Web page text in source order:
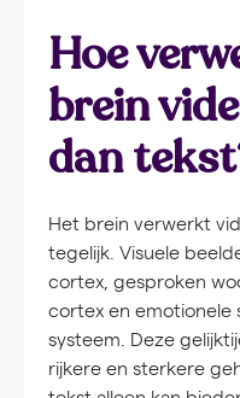
Hoe
brein
dan
Het brein verwerkt
tegelijk. Visuele
cortex, gesproken
cortex en emotionele
systeem. Deze
rijkere en sterkere